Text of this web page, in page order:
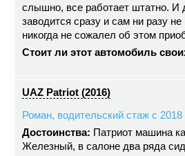
слышно, все работает штатно. И
заводится сразу и сам ни разу
никогда не сожалел об этом
Стоит ли этот автомобиль
UAZ Patriot (2016)
Роман, водительский стаж с 2018
Достоинства: Патриот машина
Железный, в салоне два ряда